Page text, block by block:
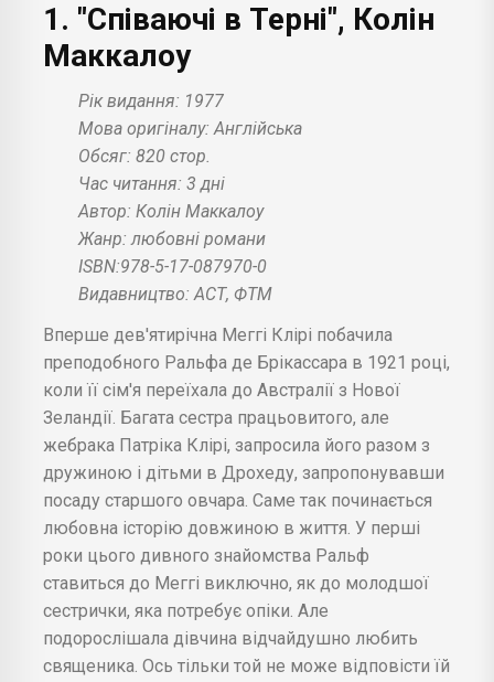
1. "Співаючі в Терні", Колін
Маккалоу
Рік видання: 1977
Мова оригіналу: Англійська
Обсяг: 820 стор.
Час читання: 3 дні
Автор: Колін Маккалоу
Жанр: любовні романи
ISBN:978-5-17-087970-0
Видавництво: АСТ, ФТМ
Вперше дев'ятирічна Меггі Клірі побачила
преподобного Ральфа де Брікассара в 1921 році,
коли її сім'я переїхала до Австралії з Нової
Зеландії. Багата сестра працьовитого, але
жебрака Патріка Клірі, запросила його разом з
дружиною і дітьми в Дрохеду, запропонувавши
посаду старшого овчара. Саме так починається
любовна історію довжиною в життя. У перші
роки цього дивного знайомства Ральф
ставиться до Меггі виключно, як до молодшої
сестрички, яка потребує опіки. Але
подорослішала дівчина відчайдушно любить
священика. Ось тільки той не може відповісти їй